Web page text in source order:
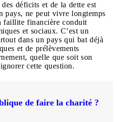
déficits et de la dette est
pays, ne peut vivre longtemps
faillite financière conduit
et sociaux. C’est un
dans un pays qui bat déjà
et de prélèvements
quelle que soit son
cette question.
de faire la charité ?